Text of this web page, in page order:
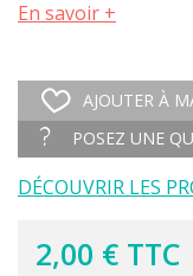
En savoir +
AJOUTER À
POSEZ UNE
DÉCOUVRIR LES
2,00 € TTC